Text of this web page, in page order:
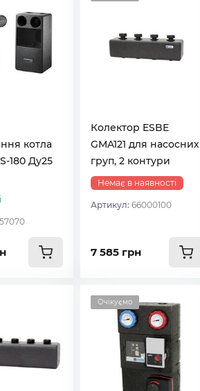
котла
180 Ду25
Колектор ESBE
GMA121 для насосних
груп, 2 контури
Немає в наявності
Артикул:66000100
7 585 грн
Очікуємо